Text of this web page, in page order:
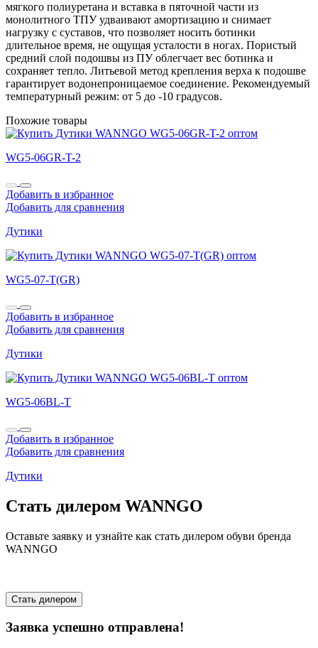
мягкого полиуретана и вставка в пяточной части из
монолитного ТПУ удваивают амортизацию и снимает
нагрузку с суставов, что позволяет носить ботинки
длительное время, не ощущая усталости в ногах. Пористый
средний слой подошвы из ПУ облегчает вес ботинка и
сохраняет тепло. Литьевой метод крепления верха к подошве
гарантирует водонепроницаемое соединение. Рекомендуемый
температурный режим: от 5 до -10 градусов.
Похожие товары
WG5-06GR-T-2
Добавить в избранное
Добавить для сравнения
Дутики
WG5-07-T(GR)
Добавить в избранное
Добавить для сравнения
Дутики
WG5-06BL-T
Добавить в избранное
Добавить для сравнения
Дутики
Стать дилером WANNGO
Оставьте заявку и узнайте как стать дилером обуви бренда
WANNGO
Стать дилером
Заявка успешно отправлена!